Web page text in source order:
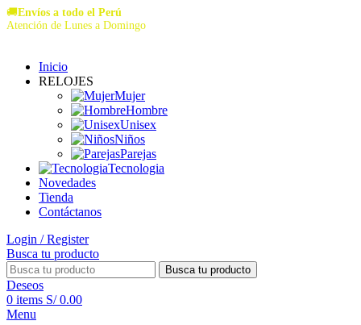
🚚Envíos a todo el Perú
Atención de Lunes a Domingo
Inicio
RELOJES
Mujer
Hombre
Unisex
Niños
Parejas
Tecnologia
Novedades
Tienda
Contáctanos
Login / Register
Busca tu producto
Busca tu producto
Deseos
0 items S/0.00
Menu